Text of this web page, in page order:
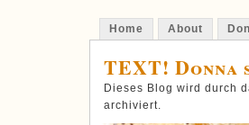
Home About
TEXT!
Dieses Blog wird durch
archiviert.